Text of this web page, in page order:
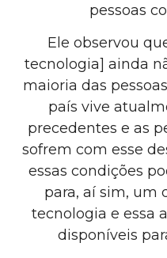
pessoas
Ele observou
tecnologia] ainda
maioria das
país vive
precedentes e as
sofrem com esse
essas condições
para, aí sim, um
tecnologia e essa
disponíveis